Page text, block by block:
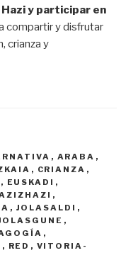
Hazi y participar en
compartir y disfrutar
crianza y
, ARABA ,
, CRIANZA ,
, EUSKADI ,
,
, JOLASALDI ,
,
,
, RED , VITORIA-